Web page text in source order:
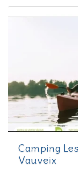
Camping
Vauveix